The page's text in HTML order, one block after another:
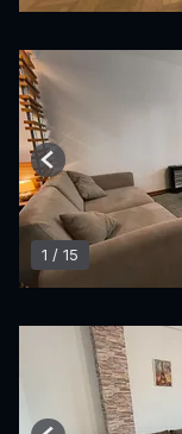
1 / 15
Previous